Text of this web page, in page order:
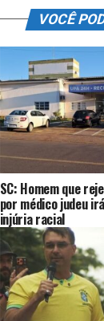
VOCÊ
SC: Homem que
por médico judeu
injúria racial